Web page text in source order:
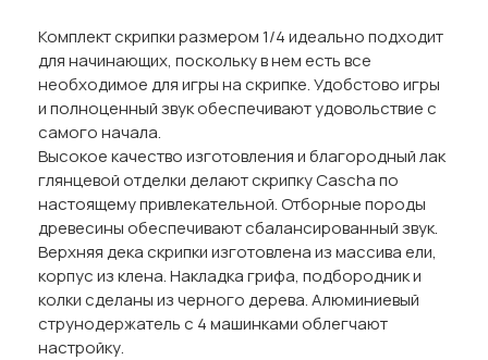
Комплект скрипки размером 1/4 идеально подходит
для начинающих, поскольку в нем есть все
необходимое для игры на скрипке. Удобстово игры
и полноценный звук обеспечивают удовольствие с
самого начала.
Высокое качество изготовления и благородный лак
глянцевой отделки делают скрипку Cascha по
настоящему привлекательной. Отборные породы
древесины обеспечивают сбалансированный звук.
Верхняя дека скрипки изготовлена из массива ели,
корпус из клена. Накладка грифа, подбородник и
колки сделаны из черного дерева. Алюминиевый
струнодержатель с 4 машинками облегчают
настройку.